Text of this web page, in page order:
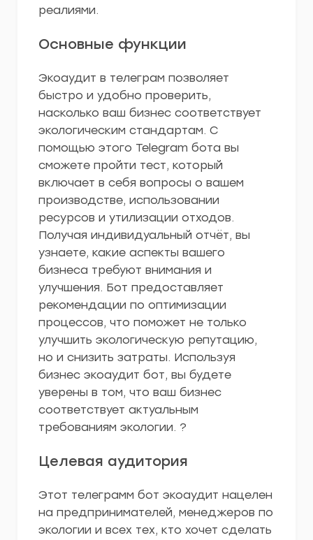
реалиями.
Основные функции
Экоаудит в телеграм позволяет
быстро и удобно проверить,
насколько ваш бизнес соответствует
экологическим стандартам. С
помощью этого Telegram бота вы
сможете пройти тест, который
включает в себя вопросы о вашем
производстве, использовании
ресурсов и утилизации отходов.
Получая индивидуальный отчёт, вы
узнаете, какие аспекты вашего
бизнеса требуют внимания и
улучшения. Бот предоставляет
рекомендации по оптимизации
процессов, что поможет не только
улучшить экологическую репутацию,
но и снизить затраты. Используя
бизнес экоаудит бот, вы будете
уверены в том, что ваш бизнес
соответствует актуальным
требованиям экологии. ?
Целевая аудитория
Этот телеграмм бот экоаудит нацелен
на предпринимателей, менеджеров по
экологии и всех тех, кто хочет сделать